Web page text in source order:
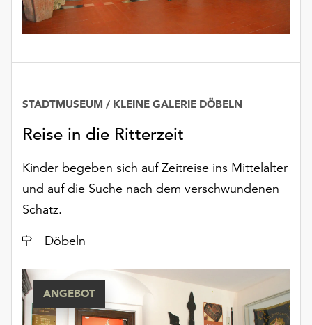
Möchten
Sie
verwendeten
anpassen,
Sie
Einstellungen
die
Schaltfläche
Informationen
finden
Sie
Reise in die Ritterzeit
STADTMUSEUM / KLEINE GALERIE DÖBELN
Kinder begeben sich auf Zeitreise ins Mittelalter
und auf die Suche nach dem verschwundenen
Schatz.
Ort
Döbeln
ANGEBOT